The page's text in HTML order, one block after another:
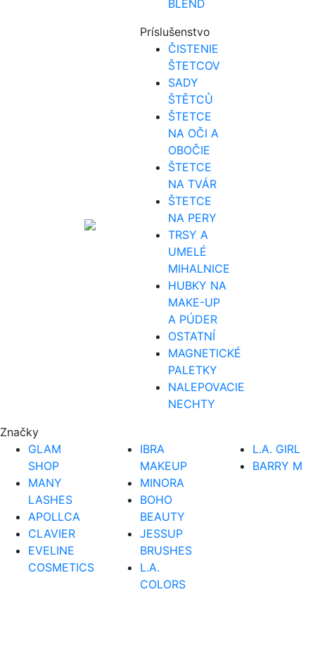
BLEND
Príslušenstvo
ČISTENIE
ŠTETCOV
SADY
ŠTĚTCŮ
ŠTETCE
NA OČI A
OBOČIE
ŠTETCE
NA TVÁR
ŠTETCE
NA PERY
TRSY A
UMELÉ
MIHALNICE
HUBKY NA
MAKE-UP
A PÚDER
OSTATNÍ
MAGNETICKÉ
PALETKY
NALEPOVACIE
NECHTY
Značky
GLAM
SHOP
MANY
LASHES
APOLLCA
CLAVIER
EVELINE
COSMETICS
IBRA
MAKEUP
MINORA
BOHO
BEAUTY
JESSUP
BRUSHES
L.A.
COLORS
L.A. GIRL
BARRY M